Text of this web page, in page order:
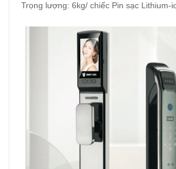
Trọng lượng: 6kg/ chiếc Pin sạc Lithium-